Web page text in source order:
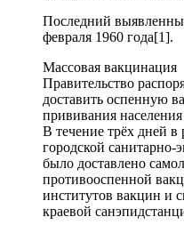
Последний
февраля 1960 года[1].
Массовая вакцинация
Правительство
доставить оспенную
прививания
В течение трёх дней
городской санитарно-
было доставлено
противооспенной
институтов вакцин и
краевой